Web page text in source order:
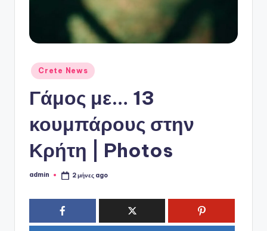
o
Αναρτήθηκε
σε
Crete News
Γάμος με… 13
κουμπάρους στην
Κρήτη | Photos
Συγγραφέας:
admin 2 μήνες ago